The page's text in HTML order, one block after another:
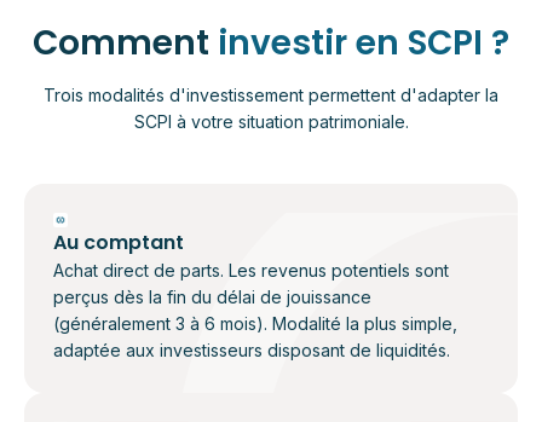
Comment investir en SCPI ?
Trois modalités d'investissement permettent d'adapter la
SCPI à votre situation patrimoniale.
Au comptant
Achat direct de parts. Les revenus potentiels sont
perçus dès la fin du délai de jouissance
(généralement 3 à 6 mois). Modalité la plus simple,
adaptée aux investisseurs disposant de liquidités.